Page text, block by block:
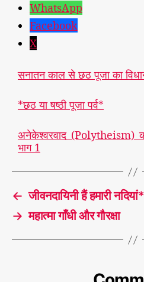
WhatsApp
Facebook
X
सनातन काल से छठ पूजा का
*छठ या षष्ठी पूजा पर्व*
अनेकेश्वरवाद (Polytheism)
भाग 1
← जीवनदायिनी हैं हमारी नदियां*
→ महात्मा गाँधी और गौरक्षा